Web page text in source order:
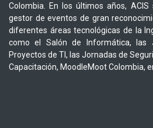
Colombia. En los últimos años,
gestor de eventos de gran
diferentes áreas tecnológicas de la
como el Salón de Informática, las
Proyectos de TI, las Jornadas de
Capacitación, MoodleMoot Colombia,